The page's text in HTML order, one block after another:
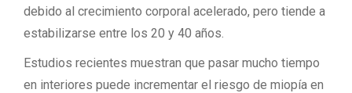
debido al crecimiento corporal acelerado, pero tiende a
estabilizarse entre los 20 y 40 años.
Estudios recientes muestran que pasar mucho tiempo
en interiores puede incrementar el riesgo de miopía en